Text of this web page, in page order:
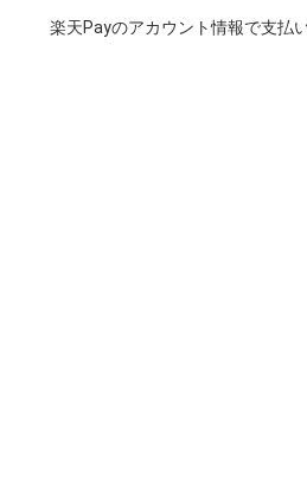
楽天Payのアカウント情報で支払